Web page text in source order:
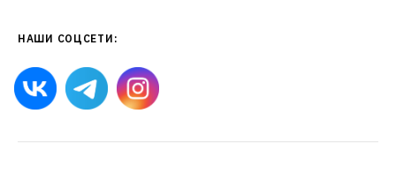
НАШИ СОЦСЕТИ: